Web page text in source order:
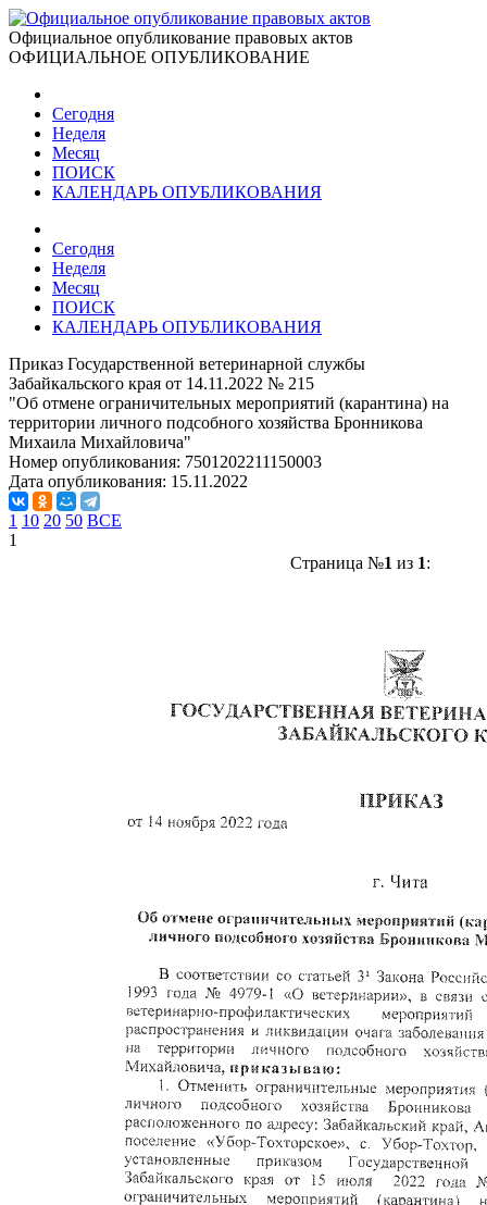
Официальное опубликование правовых актов
ОФИЦИАЛЬНОЕ ОПУБЛИКОВАНИЕ
Сегодня
Неделя
Месяц
ПОИСК
КАЛЕНДАРЬ ОПУБЛИКОВАНИЯ
Сегодня
Неделя
Месяц
ПОИСК
КАЛЕНДАРЬ ОПУБЛИКОВАНИЯ
Приказ Государственной ветеринарной службы
Забайкальского края от 14.11.2022 № 215
"Об отмене ограничительных мероприятий (карантина) на
территории личного подсобного хозяйства Бронникова
Михаила Михайловича"
Номер опубликования: 7501202211150003
Дата опубликования: 15.11.2022
1 10 20 50 ВСЕ
1
Страница №1 из 1: